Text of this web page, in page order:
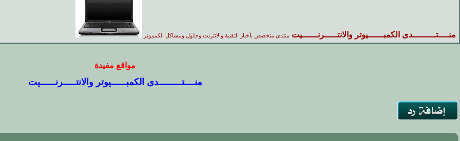
منــــتـــــــــدى الكمبــــــيوتر والانتـــــرنــــــيت منتدى متخصص بأخبار التقنية والانترنت وحلول ومشاكل الكمبيوتر
مواقع مفيدة
منــــتـــــــــدى الكمبــــــيوتر والانتـــــرنــــــيت